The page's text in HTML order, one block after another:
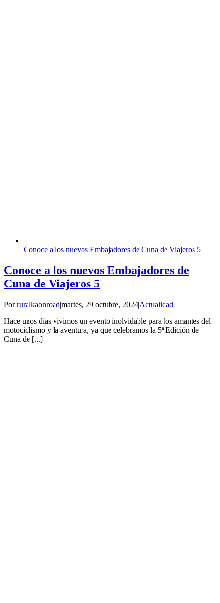
Conoce a los nuevos Embajadores de Cuna de Viajeros 5
Conoce a los nuevos Embajadores de
Cuna de Viajeros 5
Porruralkaonroad|martes, 29 octubre, 2024|Actualidad|
Hace unos días vivimos un evento inolvidable para los amantes del
motociclismo y la aventura, ya que celebramos la 5ª Edición de
Cuna de [...]